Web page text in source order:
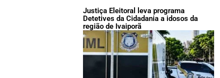
Justiça Eleitoral leva programa
Detetives da Cidadania a idosos da
região de Ivaiporã